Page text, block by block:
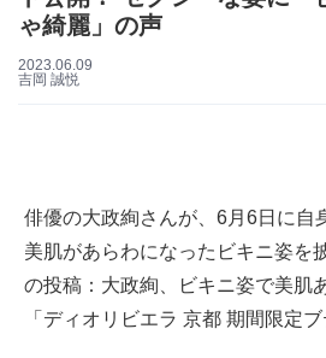
ゃ綺麗」の声
2023.06.09
吉岡 誠悦
俳優の大政絢さんが、6月6日に自
美肌があらわになったビキニ姿を
の投稿：大政絢、ビキニ姿で美肌
「ディオリビエラ 京都 期間限定ブ